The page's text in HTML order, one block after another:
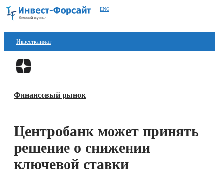
ENG
Инвестклимат
Финансы
Блокчейн
Технологии
Финансовый рынок
Центробанк может принять
решение о снижении
ключевой ставки